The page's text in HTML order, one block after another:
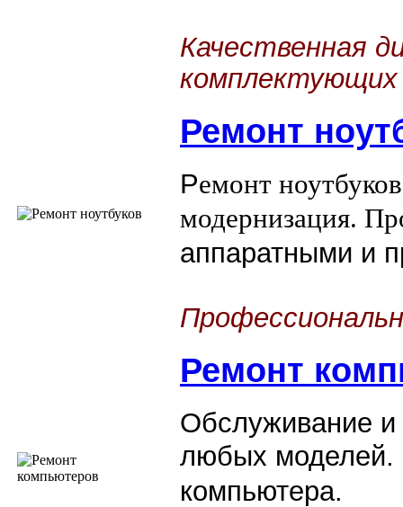
Качественная
Ремонт
Ремонт
модернизация.
аппаратными и
Ремонт
Обслуживание и
любых моделей.
компьютера.